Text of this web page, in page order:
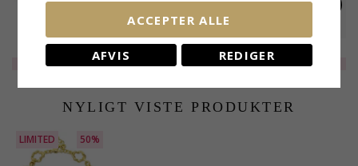
Armbånd i forgyldt
messing - Eliné
LIMITED155,-
Armbånd i forgyldt
messing - Eliné
LIMITED165,-
Armbånd i forgyldt
messing - Eliné
LIMITED130,-
NYLIGT VISTE PRODUKTER
LIMITED 50%
ACCEPTER ALLE
AFVIS REDIGER